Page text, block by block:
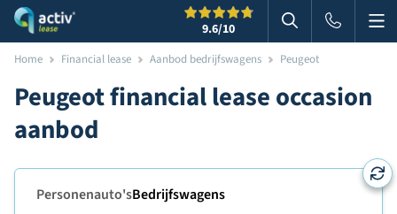
9.6/10 Zoeken in
Home Financial lease Aanbod bedrijfswagens Peugeot
Peugeot financial lease occasion
aanbod
Personenauto'sBedrijfswagens